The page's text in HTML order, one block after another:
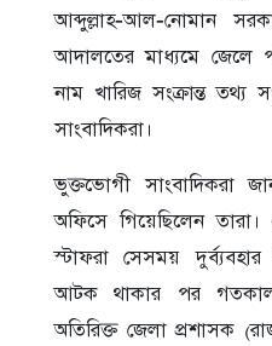
আব্দুল্লাহ-আল-নোমান
আদালতের মাধ্যমে জেলে
নাম খারিজ সংক্রান্ত তথ্য
সাংবাদিকরা।
ভুক্তভোগী সাংবাদিকরা
অফিসে গিয়েছিলেন
স্টাফরা সেসময়
আটক থাকার পর
অতিরিক্ত জেলা প্রশাসক